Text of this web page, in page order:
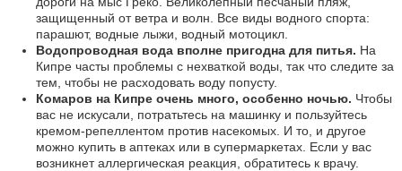
защищенный от ветра и волн. Все виды водного спорта:
парашют, водные лыжи, водный мотоцикл.
Водопроводная вода вполне пригодна для питья. На
Кипре часты проблемы с нехваткой воды, так что следите за
тем, чтобы не расходовать воду попусту.
Комаров на Кипре очень много, особенно ночью. Чтобы
вас не искусали, потратьтесь на машинку и пользуйтесь
кремом-репеллентом против насекомых. И то, и другое
можно купить в аптеках или в супермаркетах. Если у вас
возникнет аллергическая реакция, обратитесь к врачу.